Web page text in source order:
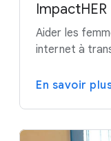
Aider les
internet à
En savoir